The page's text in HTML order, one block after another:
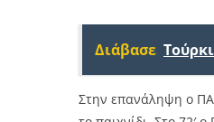
Διάβασε
Στην επανάληψη ο